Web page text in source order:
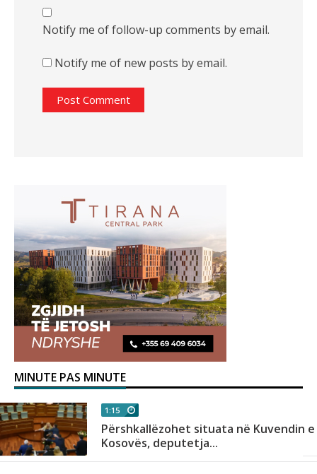
Notify me of follow-up comments by email.
Notify me of new posts by email.
MINUTE PAS MINUTE
1:15
Përshkallëzohet situata në Kuvendin e
Kosovës, deputetja...